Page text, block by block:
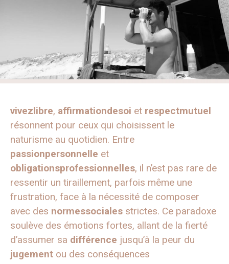
vivezlibre, affirmationdesoi et respectmutuel
résonnent pour ceux qui choisissent le
naturisme au quotidien. Entre
passionpersonnelle et
obligationsprofessionnelles, il n’est pas rare de
ressentir un tiraillement, parfois même une
frustration, face à la nécessité de composer
avec des normessociales strictes. Ce paradoxe
soulève des émotions fortes, allant de la fierté
d’assumer sa différence jusqu’à la peur du
jugement ou des conséquences